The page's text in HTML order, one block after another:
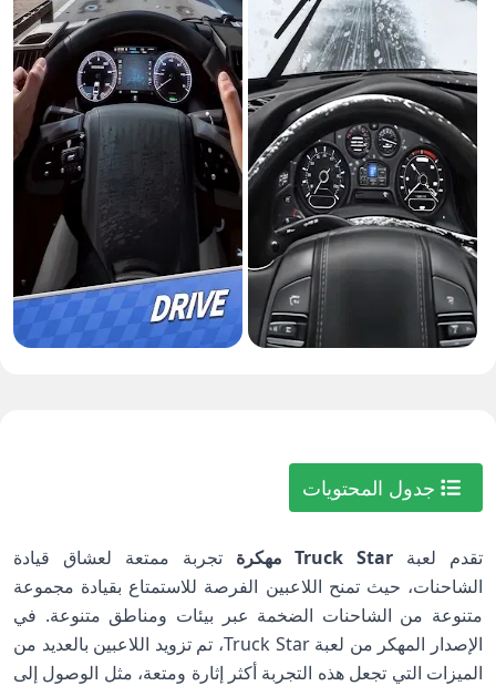
جدول المحتويات
تقدم لعبة Truck Star مهكرة
تجربة ممتعة لعشاق قيادة
الشاحنات، حيث تمنح اللاعبين الفرصة للاستمتاع بقيادة مجموعة
متنوعة من الشاحنات الضخمة عبر بيئات ومناطق متنوعة. في
الإصدار المهكر من لعبة Truck Star، تم تزويد اللاعبين بالعديد من
الميزات التي تجعل هذه التجربة أكثر إثارة ومتعة، مثل الوصول إلى